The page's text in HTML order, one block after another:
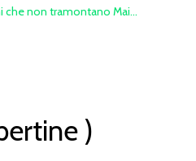
che non tramontano Mai...
)